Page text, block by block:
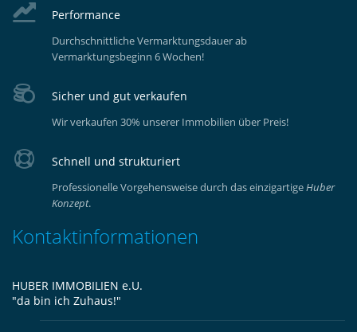
Performance
Durchschnittliche Vermarktungsdauer ab
Vermarktungsbeginn 6 Wochen!
Sicher und gut verkaufen
Wir verkaufen 30% unserer Immobilien über Preis!
Schnell und strukturiert
Professionelle Vorgehensweise durch das einzigartigeHuber
Konzept.
Kontaktinformationen
HUBER IMMOBILIEN e.U.
"da bin ich Zuhaus!"